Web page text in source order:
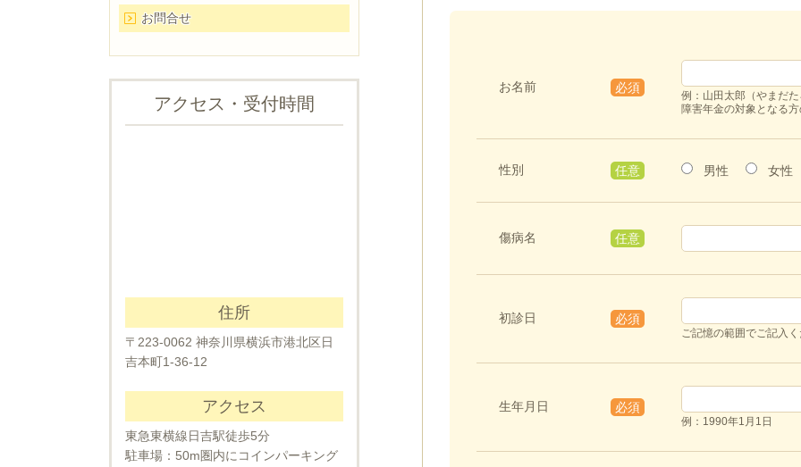
お名前 必須
例：山田太郎（やまだ
障害年金の対象となる
性別 任意 男性 女性
傷病名 任意
初診日 必須
ご記憶の範囲でご記入
生年月日 必須
例：1990年1月1日
お問合せ
アクセス・受付時間
住所
〒223-0062 神奈川県横浜市港北区日
吉本町1-36-12
アクセス
東急東横線日吉駅徒歩5分
駐車場：50m圏内にコインパーキング